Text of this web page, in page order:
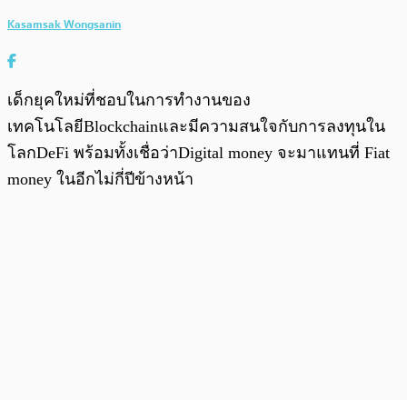
Kasamsak Wongsanin
เด็กยุคใหม่ที่ชอบในการทำงานของ
เทคโนโลยีBlockchainและมีความสนใจกับการลงทุนใน
โลกDeFi พร้อมทั้งเชื่อว่าDigital money จะมาแทนที่ Fiat
money ในอีกไม่กี่ปีข้างหน้า